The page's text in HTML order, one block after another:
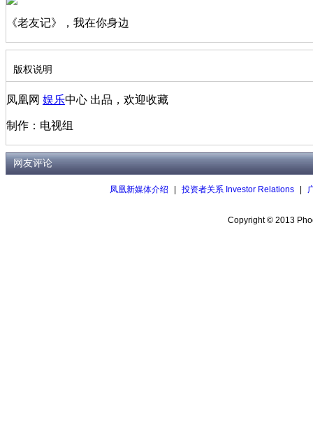
《老友记》，我在你身边
版权说明
凤凰网 娱乐中心 出品，欢迎收藏
制作：电视组
网友评论
凤凰新媒体介绍 | 投资者关系 Investor Relations |
Copyright © 2013